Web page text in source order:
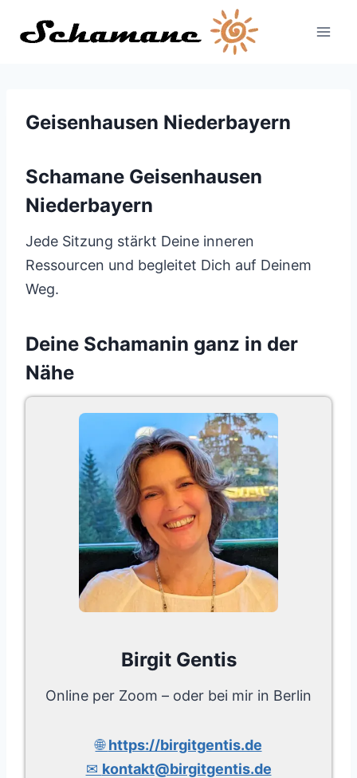
Inhalt
Geisenhausen Niederbayern
Schamane Geisenhausen
Niederbayern
Jede Sitzung stärkt Deine inneren
Ressourcen und begleitet Dich auf Deinem
Weg.
Deine Schamanin ganz in der
Nähe
Birgit Gentis
Online per Zoom – oder bei mir in Berlin
🌐https://birgitgentis.de
✉ kontakt@birgitgentis.de